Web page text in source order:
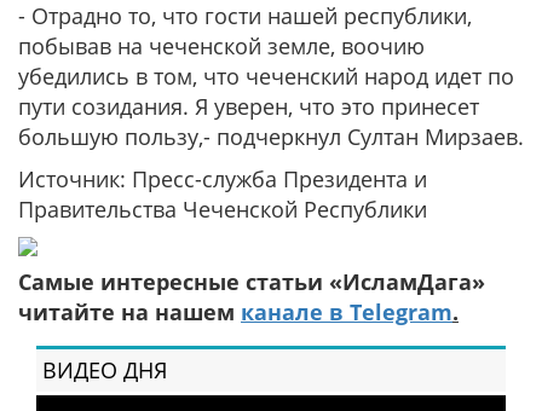
- Отрадно то, что гости нашей республики,
побывав на чеченской земле, воочию
убедились в том, что чеченский народ идет по
пути созидания. Я уверен, что это принесет
большую пользу,- подчеркнул Султан Мирзаев.
Источник: Пресс-служба Президента и
Правительства Чеченской Республики
Самые интересные статьи «ИсламДага»
читайте на нашем канале в Telegram.
ВИДЕО ДНЯ